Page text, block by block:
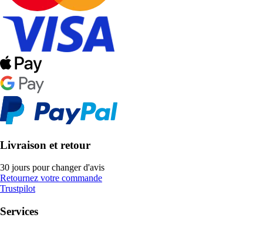
Livraison et retour
30 jours pour changer d'avis
Retournez votre commande
Trustpilot
Services